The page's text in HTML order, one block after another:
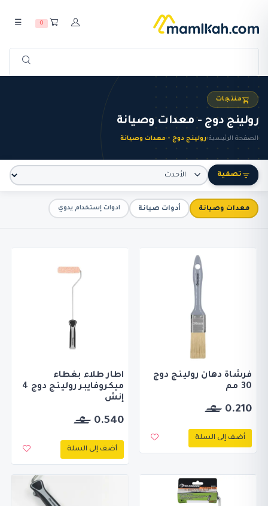
0
☰
منتجات
رولينج دوج - معدات وصيانة
الصفحة الرئيسية›رولينج دوج - معدات وصيانة
تصفية
معدات وصيانة أدوات صيانة ادوات إستخدام يدوي
فرشاة دهان رولينج دوج
30 مم
0.210
أضف إلى السلة
اطار طلاء بغطاء
ميكروفايبر رولينج دوج 4
إنش
0.540
أضف إلى السلة